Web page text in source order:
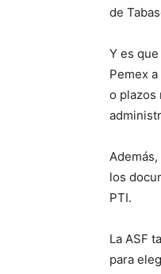
de
Y es
Pemex
o plazos
los
PTI.
La ASF
para